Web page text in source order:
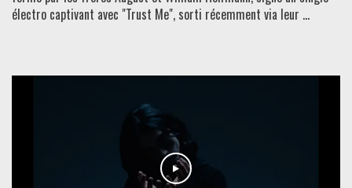
électro captivant avec "Trust Me", sorti récemment via leur ...